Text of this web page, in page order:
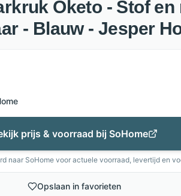
Oketo - Stof en
- Blauw - Jesper
prijs & voorraad bij SoHome
naar SoHomevoor actuele voorraad, levertijd en
Opslaan in favorieten